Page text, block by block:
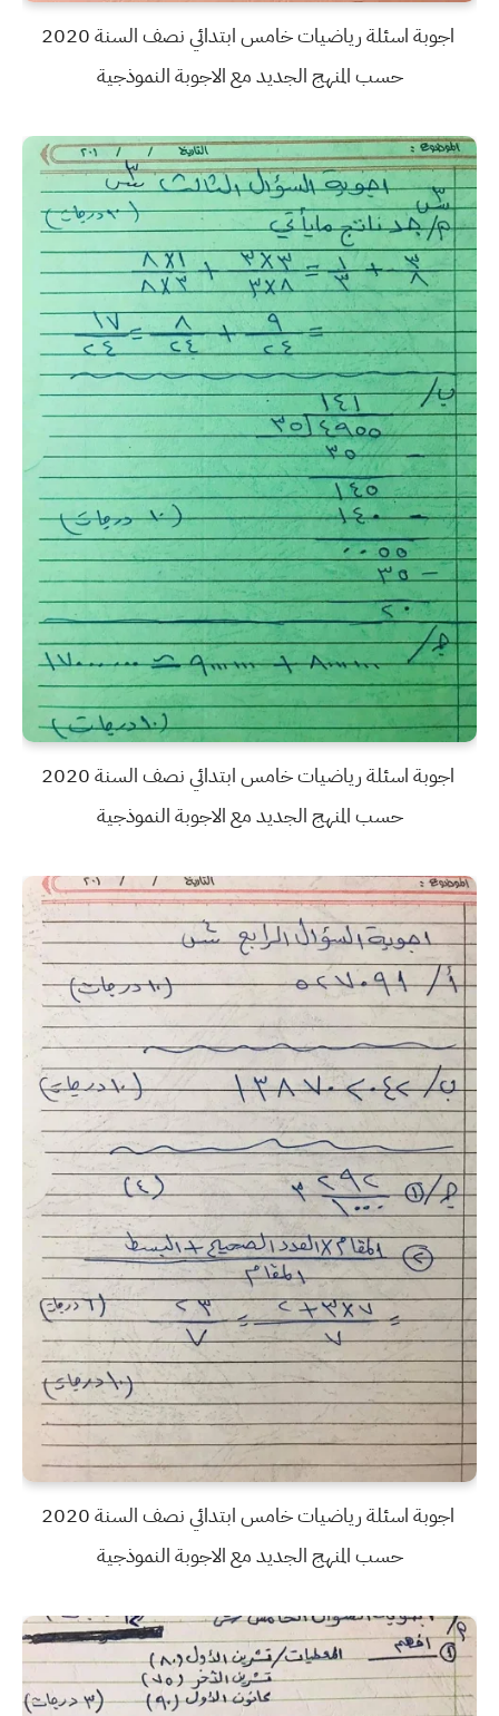
اجوبة اسئلة رياضيات خامس ابتدائي نصف السنة 2020
حسب المنهج الجديد مع الاجوبة النموذجية
اجوبة اسئلة رياضيات خامس ابتدائي نصف السنة 2020
حسب المنهج الجديد مع الاجوبة النموذجية
اجوبة اسئلة رياضيات خامس ابتدائي نصف السنة 2020
حسب المنهج الجديد مع الاجوبة النموذجية